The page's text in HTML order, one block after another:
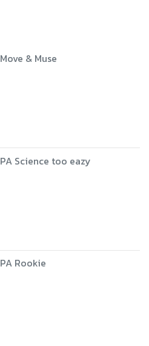
Move & Muse
PA Science too eazy
PA Rookie